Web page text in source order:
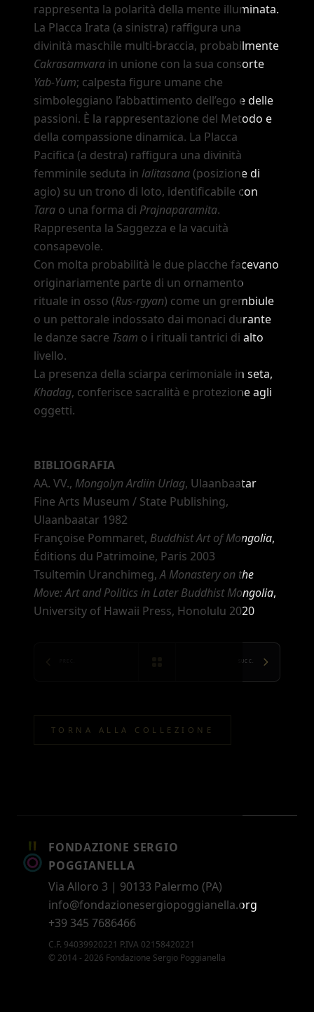
rappresenta la polarità della mente illuminata.
La Placca Irata (a sinistra) raffigura una
divinità maschile multi-braccia, probabilmente
Cakrasamvara in unione con la sua consorte
Yab-Yum; calpesta figure umane che
simboleggiano l’abbattimento dell’ego e delle
passioni. È la rappresentazione del Metodo e
della compassione dinamica. La Placca
Pacifica (a destra) raffigura una divinità
femminile seduta in lalitasana (posizione di
agio) su un trono di loto, identificabile con
Tara o una forma di Prajnaparamita.
Rappresenta la Saggezza e la vacuità
consapevole.
Con molta probabilità le due placche facevano
originariamente parte di un ornamento
rituale in osso (Rus-rgyan) come un grembiule
o un pettorale indossato dai monaci durante
le danze sacre Tsam o i rituali tantrici di alto
livello.
La presenza della sciarpa cerimoniale in seta,
Khadag, conferisce sacralità e protezione agli
oggetti.
BIBLIOGRAFIA
AA. VV., Mongolyn Ardiin Urlag, Ulaanbaatar
Fine Arts Museum / State Publishing,
Ulaanbaatar 1982
Françoise Pommaret, Buddhist Art of Mongolia,
Éditions du Patrimoine, Paris 2003
Tsultemin Uranchimeg,A Monastery on the
Move: Art and Politics in Later Buddhist Mongolia,
University of Hawaii Press, Honolulu 2020
SUCC.
TORNA ALLA COLLEZIONE
FONDAZIONE SERGIO
POGGIANELLA
Via Alloro 3 | 90133 Palermo (PA)
info@fondazionesergiopoggianella.org
+39 345 7686466
C.F. 94039920221 P.IVA 02158420221
© 2014 - 2026 Fondazione Sergio Poggianella